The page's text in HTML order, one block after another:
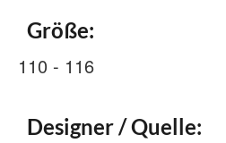
Größe:
110 - 116
Designer / Quelle: